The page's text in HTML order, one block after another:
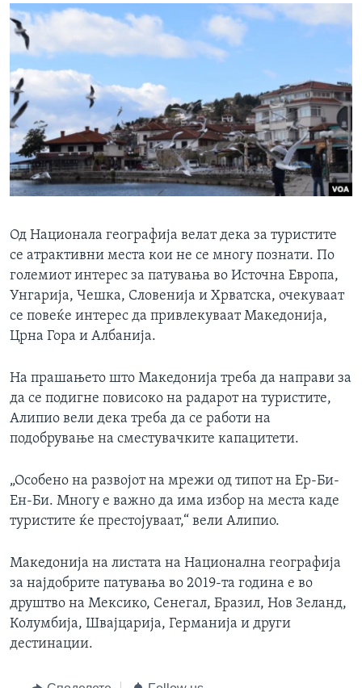
Од Национала географија велат дека за туристите
се атрактивни места кои не се многу познати. По
големиот интерес за патувања во Источна Европа,
Унгарија, Чешка, Словенија и Хрватска, очекуваат
се повеќе интерес да привлекуваат Македонија,
Црна Гора и Албанија.
На прашањето што Македонија треба да направи за
да се подигне повисоко на радарот на туристите,
Алипио вели дека треба да се работи на
подобрување на сместувачките капацитети.
„Особено на развојот на мрежи од типот на Ер-Би-
Ен-Би. Многу е важно да има избор на места каде
туристите ќе престојуваат,“ вели Алипио.
Македонија на листата на Национална географија
за најдобрите патувања во 2019-та година е во
друштво на Мексико, Сенегал, Бразил, Нов Зеланд,
Колумбија, Швајцарија, Германија и други
дестинации.